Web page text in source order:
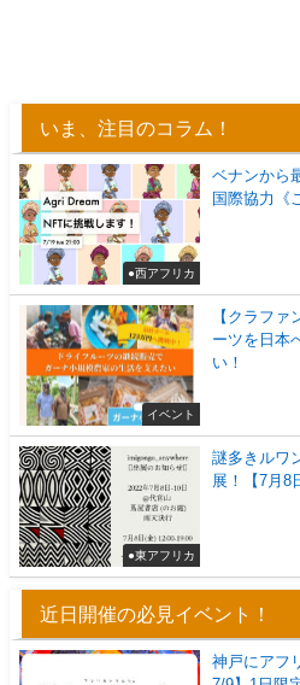
いま、注目のコラム！
●西アフリカ
ベナンから
国際協力《
イベント
【クラファ
ーツを日本
い！
●東アフリカ
謎多きルワ
展！【7月8
近日開催の必見イベント！
神戸にアフ